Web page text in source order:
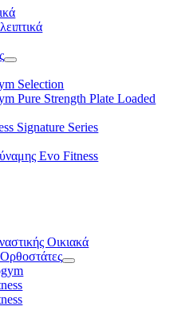
Selection
Pure Strength Plate Loaded
Signature Series
Evo Fitness
Οικιακά